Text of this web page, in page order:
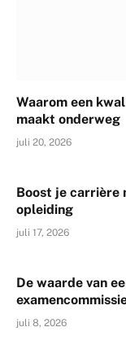
Waarom een
maakt onderweg
juli 20, 2026
Boost je carrière
opleiding
juli 17, 2026
De waarde van
juli 8, 2026